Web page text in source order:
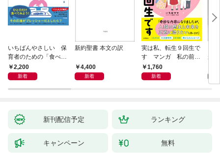
いちばんやさしい 保
育者のための「食べな
い子」サポートＢＯＯ
Ｋ 偏食・少食のお悩
2,200
新着
新約聖書 本文の訳
4,400
新着
実は私、転生９回生で
す マンガ 私の前世
物語1,760
新着
が
新刊配信予定 ランキング
キャンペーン 無料